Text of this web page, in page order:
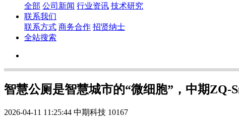
全部 公司新闻 行业资讯 技术研究
联系我们
联系方式 商务合作 招贤纳士
全站搜索
智慧公厕是智慧城市的“微细胞”，中期ZQ-
2026-04-11 11:25:44 中期科技 10167